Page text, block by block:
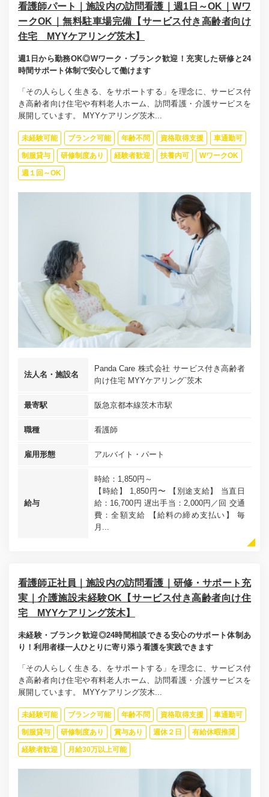
看護師パート｜施設内の訪問看護｜週1日～OK｜Wワ
ークOK｜無料駐車場完備【サービス付き高齢者向け
住宅 MYYケアリング茨木】
週1日から勤務OK◎Wワーク・ブランク歓迎！充実した研修と24
時間サポート体制で安心して働けます
「その人らしく生きる、をサポートする」を理念に、サービス付
き高齢者向け住宅や有料老人ホーム、訪問看護・介護サービスを
展開しています。 MYYケアリング茨木...
未経験可能 ブランク可能 年齢不問 資格取得支援 車通勤可
制服貸与 研修制度あり 経験者歓迎 扶養内可 WワークOK
週１回～OK
法人名・施設名
Panda Care 株式会社 サービス付き高齢者
向け住宅 MYYケアリング`茨木
最寄駅 阪急京都本線茨木市駅
職種 看護師
雇用形態 アルバイト・パート
給与
時給：1,850円～
【時給】 1,850円〜 【別途支給】 当直日
給：16,700円 遅出手当：2,000円／回 交通
費：全額支給 【給料の締め支払い】 毎
月...
看護師正社員｜施設内の訪問看護｜研修・サポート充
実｜介護施設未経験OK【サービス付き高齢者向け住
宅 MYYケアリング茨木】
未経験・ブランク歓迎◎24時間相談できる安心のサポート体制あ
り！利用者様一人ひとりに寄り添う看護を実践できます
「その人らしく生きる、をサポートする」を理念に、サービス付
き高齢者向け住宅や有料老人ホーム、訪問看護・介護サービスを
展開しています。 MYYケアリング茨木...
未経験可能 ブランク可能 年齢不問 資格取得支援 車通勤可
制服貸与 研修制度あり 賞与あり 週休２日 有給休暇推奨
経験者歓迎 月給30万以上可能